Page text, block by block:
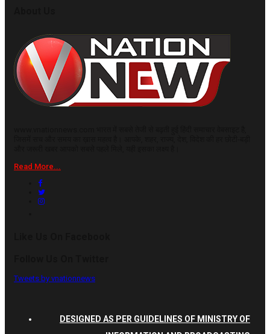
Read More...
Tweets by vnationnews
DESIGNED AS PER GUIDELINES OF MINISTRY OF